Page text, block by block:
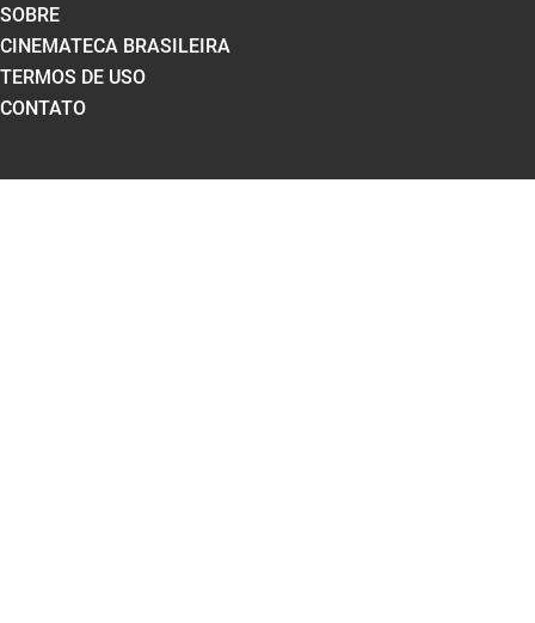
SOBRE
CINEMATECA BRASILEIRA
TERMOS DE USO
CONTATO